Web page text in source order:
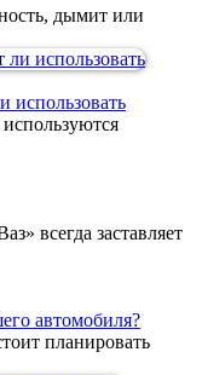
дымит или
использовать
всегда заставляет
автомобиля?
планировать